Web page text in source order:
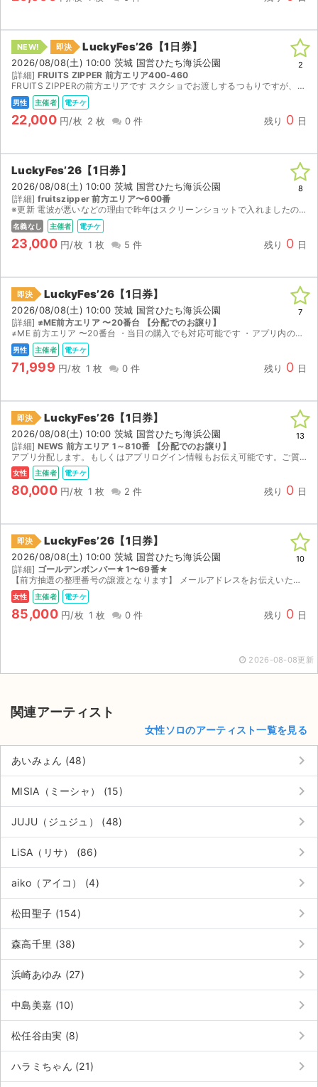
NEW! 即決 LuckyFes’26【1日券】
2026/08/08(土) 10:00 茨城 国営ひたち海浜公園
[詳細] FRUITS ZIPPER 前方エリア400-460
FRUITS ZIPPERの前方エリアです スクショでお渡しするつもりですが、気になることがあればコメントください
男性 主催者 電チケ
22,000 円/枚 2 枚 0 件 残り 0 日
2
LuckyFes’26【1日券】
2026/08/08(土) 10:00 茨城 国営ひたち海浜公園
[詳細] fruitszipper 前方エリア〜600番
※更新 電波が悪いなどの理由で昨年はスクリーンショットで入れましたのでスクリーンショットでお送りします。 ログイン情報のお渡しは不可です。リスクご了承の上ご購入ください。 当日会場にはおります。...
名義なし 主催者 電チケ
23,000 円/枚 1 枚 5 件 残り 0 日
8
即決 LuckyFes’26【1日券】
2026/08/08(土) 10:00 茨城 国営ひたち海浜公園
[詳細] ≠ME前方エリア 〜20番台 【分配でのお譲り】
≠ME 前方エリア 〜20番台 ・当日の購入でも対応可能です ・アプリ内の分配機能で譲渡URLより譲渡させていただきます。 ・公式サイトには、1次抽選販売で購入した優先入場券来場者情報の登録時に...
男性 主催者 電チケ
71,999 円/枚 1 枚 0 件 残り 0 日
7
即決 LuckyFes’26【1日券】
2026/08/08(土) 10:00 茨城 国営ひたち海浜公園
[詳細] NEWS 前方エリア 1～810番 【分配でのお譲り】
アプリ分配します。もしくはアプリログイン情報もお伝え可能です。ご質問あればコメントください
女性 主催者 電チケ
80,000 円/枚 1 枚 2 件 残り 0 日
13
即決 LuckyFes’26【1日券】
2026/08/08(土) 10:00 茨城 国営ひたち海浜公園
[詳細] ゴールデンボンバー★1〜69番★
【前方抽選の整理番号の譲渡となります】 メールアドレスをお伝えいただき分配させていただきます。分配が困難な場合はログイン情報をお伝えさせていただきます。 メールアドレスをお伝え可能な人のみご購入...
女性 主催者 電チケ
85,000 円/枚 1 枚 0 件 残り 0 日
10
2026-08-08更新
関連アーティスト
女性ソロのアーティスト一覧を見る
あいみょん (48) keyboard_arrow_right
MISIA（ミーシャ） (15) keyboard_arrow_right
JUJU（ジュジュ） (48) keyboard_arrow_right
LiSA（リサ） (86) keyboard_arrow_right
aiko（アイコ） (4) keyboard_arrow_right
松田聖子 (154) keyboard_arrow_right
森高千里 (38) keyboard_arrow_right
浜崎あゆみ (27) keyboard_arrow_right
中島美嘉 (10) keyboard_arrow_right
松任谷由実 (8) keyboard_arrow_right
ハラミちゃん (21) keyboard_arrow_right